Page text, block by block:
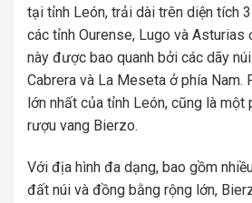
tại tỉnh León, trải dài trên diện tích
các tỉnh Ourense, Lugo và Asturias
này được bao quanh bởi các dãy
Cabrera và La Meseta ở phía Nam.
lớn nhất của tỉnh León, cũng là một
rượu vang Bierzo.
Với địa hình đa dạng, bao gồm
đất núi và đồng bằng rộng lớn,